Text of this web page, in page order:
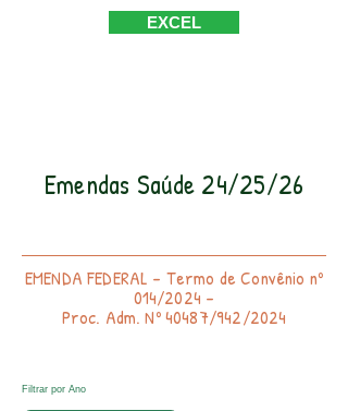
EXCEL
Emendas Saúde 24/25/26
EMENDA FEDERAL - Termo de Convênio nº
014/2024 -
Proc. Adm. Nº 40487/942/2024
Filtrar por Ano